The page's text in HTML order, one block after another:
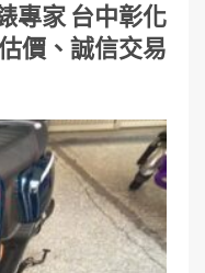
專家 台中彰化
價、誠信交易